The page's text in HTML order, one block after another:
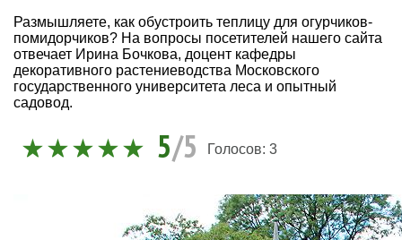
Размышляете, как обустроить теплицу для огурчиков-
помидорчиков? На вопросы посетителей нашего сайта
отвечает Ирина Бочкова, доцент кафедры
декоративного растениеводства Московского
государственного университета леса и опытный
садовод.
5/5 Голосов: 3